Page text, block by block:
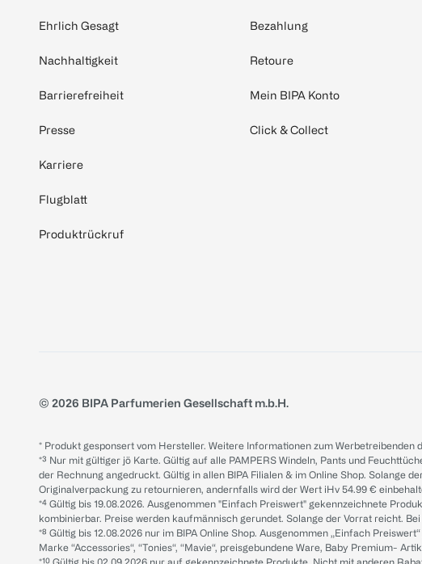
Ehrlich Gesagt
Nachhaltigkeit
Barrierefreiheit
Presse
Karriere
Flugblatt
Produktrückruf
Bezahlung
Retoure
Mein BIPA Konto
Click & Collect
© 2026 BIPA Parfumerien Gesellschaft m.b.H.
* Produkt gesponsert vom Hersteller. Weitere Informationen zum Werbetreibenden
*³ Nur mit gültiger jö Karte. Gültig auf alle PAMPERS Windeln, Pants und
der Rechnung angedruckt. Gültig in allen BIPA Filialen & im Online Shop. Solange
Originalverpackung zu retournieren, andernfalls wird der Wert iHv 54.99 €
*⁴ Gültig bis 19.08.2026. Ausgenommen "Einfach Preiswert" gekennzeichnete
kombinierbar. Preise werden kaufmännisch gerundet. Solange der Vorrat reicht.
*⁸ Gültig bis 12.08.2026 nur im BIPA Online Shop. Ausgenommen „Einfach
Marke “Accessories“, “Tonies“, “Mavie“, preisgebundene Ware, Baby Premium-
*¹⁰ Gültig bis 02.09.2026 nur auf gekennzeichnete Produkte. Nicht mit anderen